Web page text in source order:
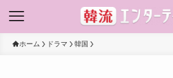
ホーム ドラマ 韓国